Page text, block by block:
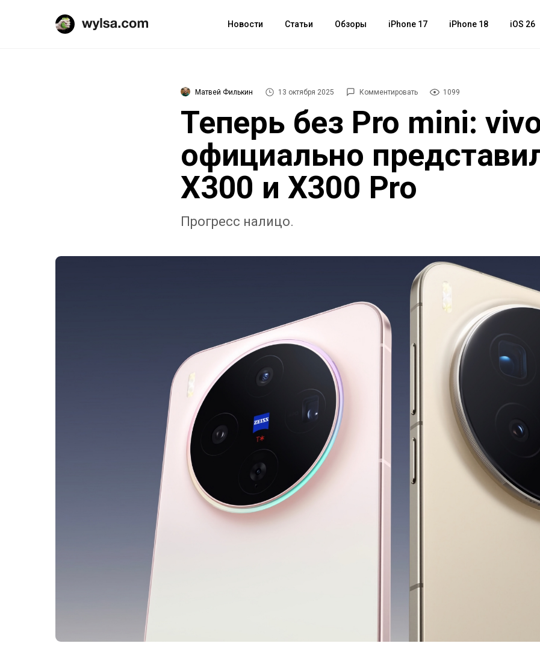
Новости Статьи Обзоры iPhone 17 iPhone 18 iOS 26
Матвей Филькин 13 октября 2025 Комментировать 1099
Теперь без Pro mini:
официально
X300 и X300 Pro
Прогресс налицо.